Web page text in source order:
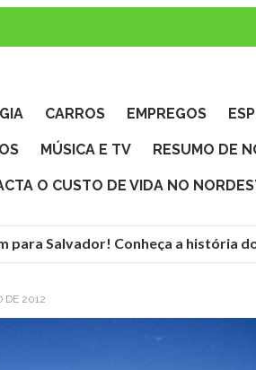
CARROS EMPREGOS
MÚSICA E TV RESUMO DE
O CUSTO DE VIDA NO
para Salvador! Conheça a história
DE 2012